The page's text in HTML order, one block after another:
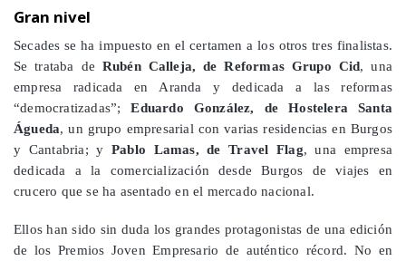
Gran nivel
Secades se ha impuesto en el certamen a los otros tres finalistas.
Se trataba de Rubén Calleja, de Reformas Grupo Cid, una
empresa radicada en Aranda y dedicada a las reformas
“democratizadas”; Eduardo González, de Hostelera Santa
Águeda, un grupo empresarial con varias residencias en Burgos
y Cantabria; y Pablo Lamas, de Travel Flag, una empresa
dedicada a la comercialización desde Burgos de viajes en
crucero que se ha asentado en el mercado nacional.
Ellos han sido sin duda los grandes protagonistas de una edición
de los Premios Joven Empresario de auténtico récord. No en